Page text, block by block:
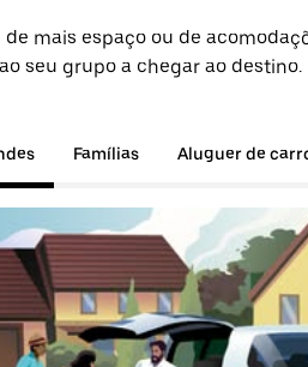
de mais espaço ou de
seu grupo a chegar ao destino.
Famílias Aluguer de